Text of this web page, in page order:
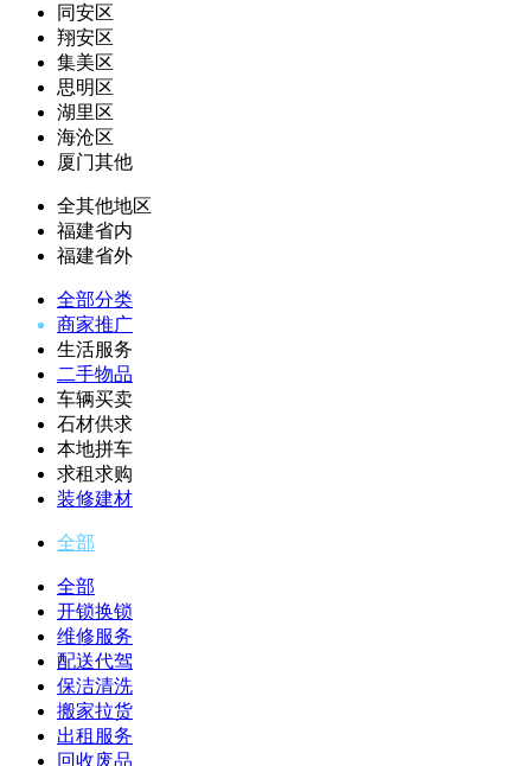
同安区
翔安区
集美区
思明区
湖里区
海沧区
厦门其他
全其他地区
福建省内
福建省外
全部分类
商家推广
生活服务
二手物品
车辆买卖
石材供求
本地拼车
求租求购
装修建材
全部
全部
开锁换锁
维修服务
配送代驾
保洁清洗
搬家拉货
出租服务
回收废品